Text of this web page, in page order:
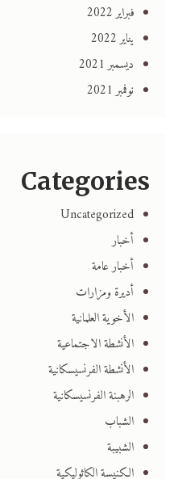
فبراير 2022
يناير 2022
ديسمبر 2021
نوفمبر 2021
Categories
Uncategorized
أخبار
أخبار عامة
أديرة ومزارات
الأخوية العلمانية
الأنشطة الاجتماعية
الأنشطة الفرنسيسكانية
الرهبنة الفرنسيسكانية
الشباب
الشبيبة
الكنيسة الكاثوليكية